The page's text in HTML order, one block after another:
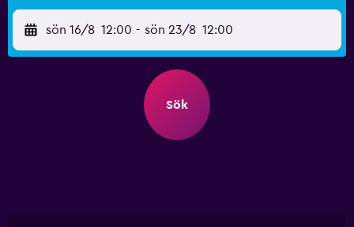
sön 16/8 12:00 - sön 23/8 12:00
Sök